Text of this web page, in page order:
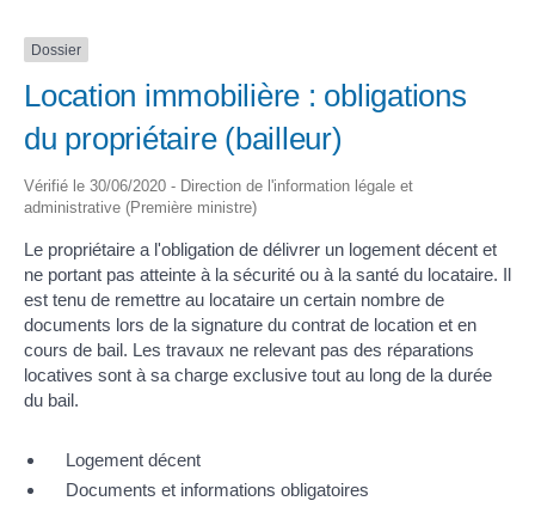
Dossier
Location immobilière : obligations
du propriétaire (bailleur)
Vérifié le 30/06/2020 - Direction de l'information légale et
administrative (Première ministre)
Le propriétaire a l'obligation de délivrer un logement décent et
ne portant pas atteinte à la sécurité ou à la santé du locataire. Il
est tenu de remettre au locataire un certain nombre de
documents lors de la signature du contrat de location et en
cours de bail. Les travaux ne relevant pas des réparations
locatives sont à sa charge exclusive tout au long de la durée
du bail.
Logement décent
Documents et informations obligatoires